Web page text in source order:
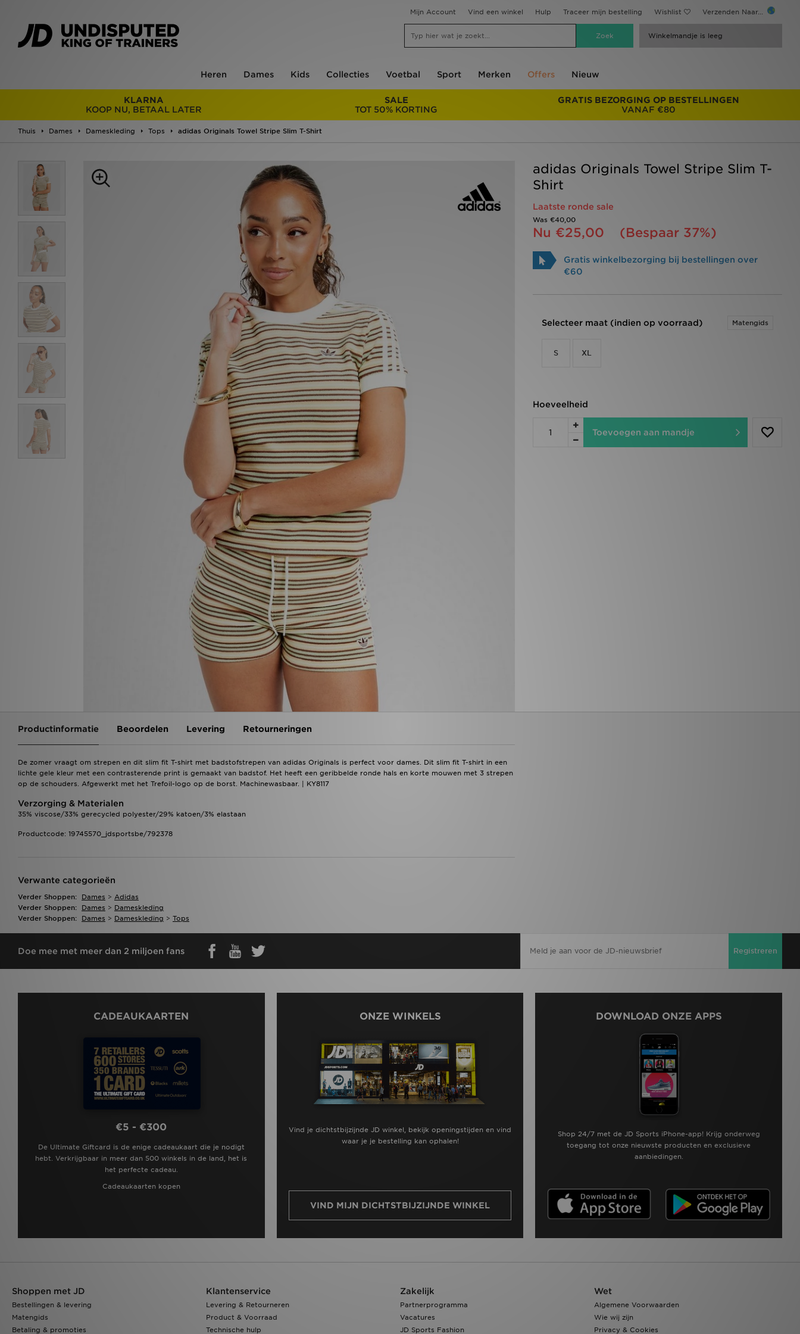
Mijn Account Vind een winkel Hulp Traceer mijn bestelling Wishlist Verzenden Naar...
Winkelmandje is leeg
Heren Dames Kids Collecties Voetbal Sport Merken Offers Nieuw
KLARNA
KOOP NU, BETAAL LATER
SALE
TOT 50% KORTING
GRATIS BEZORGING OP BESTELLINGEN
VANAF €80
Thuis Dames Dameskleding Tops adidas Originals Towel Stripe Slim T-Shirt
adidas Originals Towel Stripe Slim T-
Shirt
Laatste ronde sale
Was €40,00
Nu €25,00 (Bespaar 37%)
Gratis winkelbezorging bij bestellingen over
€60
Selecteer maat (indien op voorraad) Matengids
S XL
Hoeveelheid
Toevoegen aan mandje
Productinformatie Beoordelen Levering Retourneringen
De zomer vraagt om strepen en dit slim fit T-shirt met badstofstrepen van adidas Originals is perfect voor dames. Dit slim fit T-shirt in een
lichte gele kleur met een contrasterende print is gemaakt van badstof. Het heeft een geribbelde ronde hals en korte mouwen met 3 strepen
op de schouders. Afgewerkt met het Trefoil-logo op de borst. Machinewasbaar. | KY8117
Verzorging & Materialen
35% viscose/33% gerecycled polyester/29% katoen/3% elastaan
Productcode: 19745570_jdsportsbe/792378
Verwante categorieën
Verder Shoppen: Dames > Adidas
Verder Shoppen:
Dames > Dameskleding
Verder Shoppen:
Dames > Dameskleding > Tops
Doe mee met meer dan 2 miljoen fans Registreren
CADEAUKAARTEN
€5 - €300
De Ultimate Giftcard is de enige cadeaukaart die je nodigt
hebt. Verkrijgbaar in meer dan 500 winkels in de land, het is
het perfecte cadeau.
Cadeaukaarten kopen
ONZE WINKELS
Vind je dichtstbijzijnde JD winkel, bekijk openingstijden en vind
waar je je bestelling kan ophalen!
VIND MIJN DICHTSTBIJZIJNDE WINKEL
DOWNLOAD ONZE APPS
Shop 24/7 met de JD Sports iPhone-app! Krijg onderweg
toegang tot onze nieuwste producten en exclusieve
aanbiedingen.
Shoppen met JD
Bestellingen & levering
Matengids
Betaling & promoties
Klantenservice
Levering & Retourneren
Product & Voorraad
Technische hulp
Zakelijk
Partnerprogramma
Vacatures
JD Sports Fashion
Wet
Algemene Voorwaarden
Wie wij zijn
Privacy & Cookies